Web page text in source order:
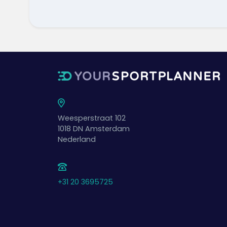
Weesperstraat 102
1018 DN Amsterdam
Nederland
+31 20 3695725